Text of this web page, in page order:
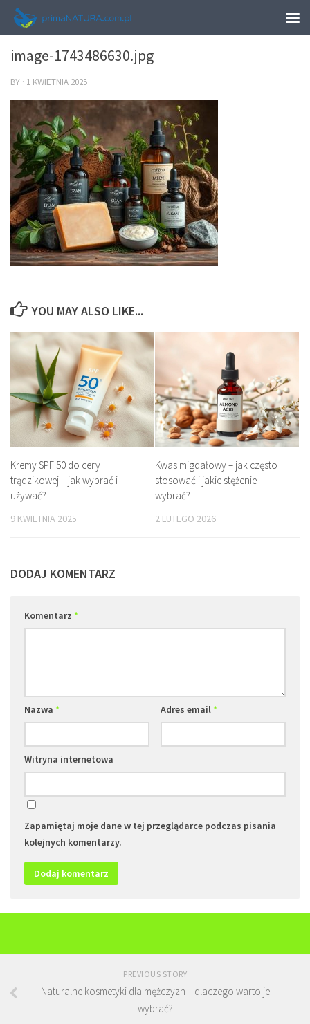
0
image-1743486630.jpg
BY · 1 KWIETNIA 2025
YOU MAY ALSO LIKE...
Kremy SPF 50 do cery
trądzikowej – jak wybrać i
używać?
9 KWIETNIA 2025
Kwas migdałowy – jak często
stosować i jakie stężenie
wybrać?
2 LUTEGO 2026
DODAJ KOMENTARZ
Komentarz *
Nazwa * Adres email*
Witryna internetowa
Zapamiętaj moje dane w tej przeglądarce podczas pisania
kolejnych komentarzy.
PREVIOUS STORY
Naturalne kosmetyki dla mężczyzn – dlaczego warto je
wybrać?